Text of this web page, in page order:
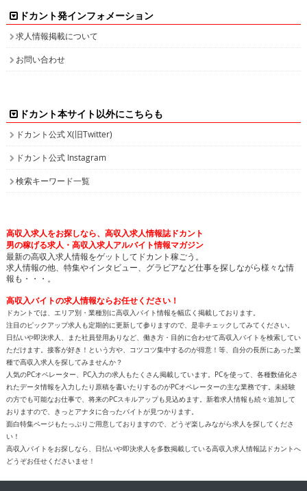
ドカント発インフォメーション
求人情報掲載について
お問い合わせ
ドカント本サイト以外にこちらも
ドカント公式 X(旧Twitter)
ドカント公式 Instagram
検索キーワード一覧
高収入求人をお探しなら、高収入求人情報誌ドカント
男の稼げる求人・高収入求人アルバイト情報マガジン
最新の高収入求人情報をゲットしてドカント稼ごう。
求人情報の他、特集やインタビュー、グラビアなど仕事を探しながら様々な情
報も・・・。
高収入バイトの求人情報ならお任せください！
ドカントでは、エリア別・業種別に高収入バイト情報を幅広く掲載しております。
注目のピックアップ求人も定期的に更新して参りますので、是非チェックしてみてください。
日払いや即決求人、また社員登用ありなど、働き方・目的に合わせて高収入バイトを検索してい
ただけます。接客が好き！という方や、コツコツ集中するのが得意！等、自分の長所にあった業
種で高収入求人を探してみませんか？
人気のPCオペレーター、PC入力の求人もたくさん掲載しています。PCを使って、各種数値化さ
れたデータ情報を入力したり原稿を書いたりするのがPCオペレーターの主な業務です。未経験
の方でも可能なお仕事で、将来のPCスキルアップも見込めます。新着求人情報も続々追加して
おりますので、きっとアナタに合ったバイトが見つかります。
面白特集ページもたっぷりご用意しておりますので、どうぞ楽しみながら求人を探してくださ
い！
高収入バイトをお探しなら、日払いや即決求人を多数掲載している高収入求人情報誌ドカントへ
どうぞお任せくださいませ！